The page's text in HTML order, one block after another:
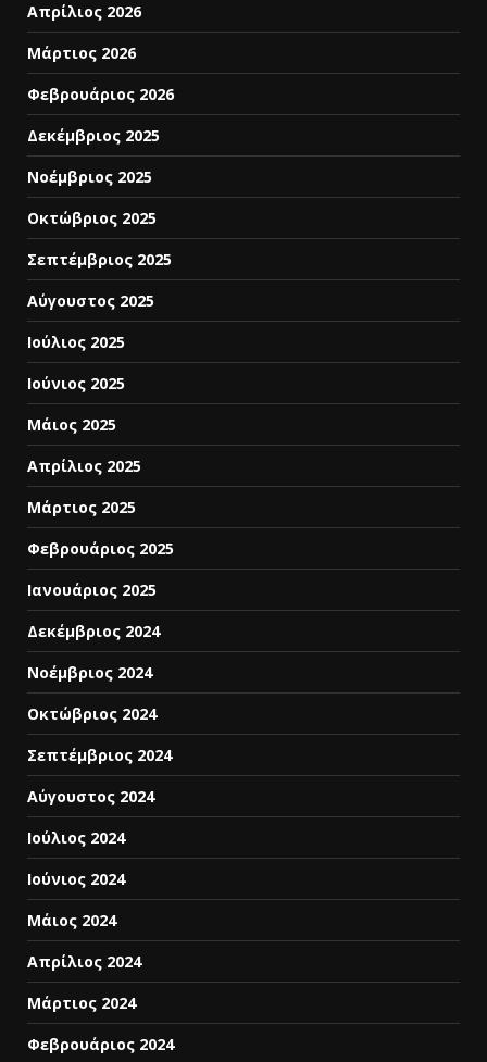
Απρίλιος 2026
Μάρτιος 2026
Φεβρουάριος 2026
Δεκέμβριος 2025
Νοέμβριος 2025
Οκτώβριος 2025
Σεπτέμβριος 2025
Αύγουστος 2025
Ιούλιος 2025
Ιούνιος 2025
Μάιος 2025
Απρίλιος 2025
Μάρτιος 2025
Φεβρουάριος 2025
Ιανουάριος 2025
Δεκέμβριος 2024
Νοέμβριος 2024
Οκτώβριος 2024
Σεπτέμβριος 2024
Αύγουστος 2024
Ιούλιος 2024
Ιούνιος 2024
Μάιος 2024
Απρίλιος 2024
Μάρτιος 2024
Φεβρουάριος 2024